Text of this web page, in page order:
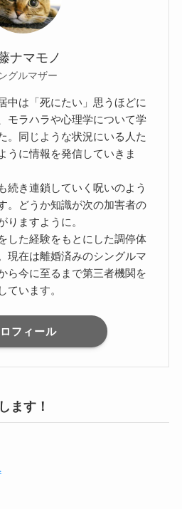
ナマモノ
グルマザー
中は「死にたい」思うほどに
モラハラや心理学について学
。同じような状況にいる人た
うに情報を発信していきま
続き連鎖していく呪いのよう
。どうか知識が次の加害者の
りますように。
した経験をもとにした調停体
現在は離婚済みのシングルマ
ら今に至るまで第三者機関を
ています。
フィール
ます！